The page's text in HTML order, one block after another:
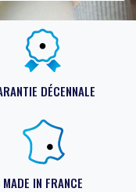
DÉCENNALE
MADE IN FRANCE